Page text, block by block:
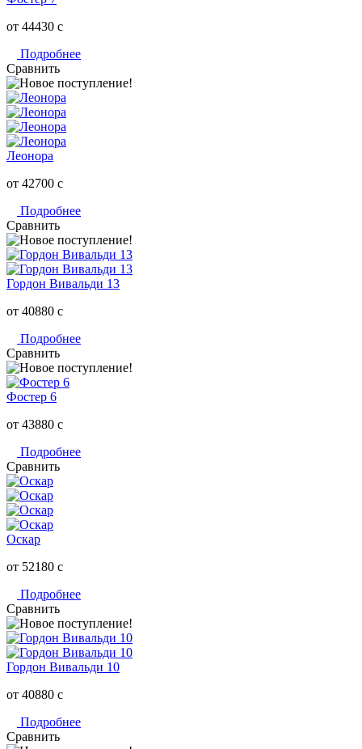
от 44430 c
Подробнее
Сравнить
Леонора
от 42700 c
Подробнее
Сравнить
Гордон Вивальди 13
от 40880 c
Подробнее
Сравнить
Фостер 6
от 43880 c
Подробнее
Сравнить
Оскар
от 52180 c
Подробнее
Сравнить
Гордон Вивальди 10
от 40880 c
Подробнее
Сравнить